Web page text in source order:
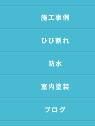
施工事例
ひび割れ
防水
室内塗装
ブログ